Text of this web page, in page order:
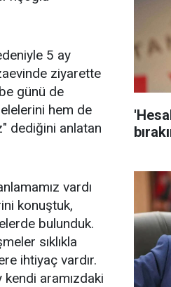
5 ay
ziyarette
günü de
hem de
dediğini anlatan
vardı
konuştuk,
bulunduk.
sıklıkla
ihtiyaç vardır.
aramızdaki